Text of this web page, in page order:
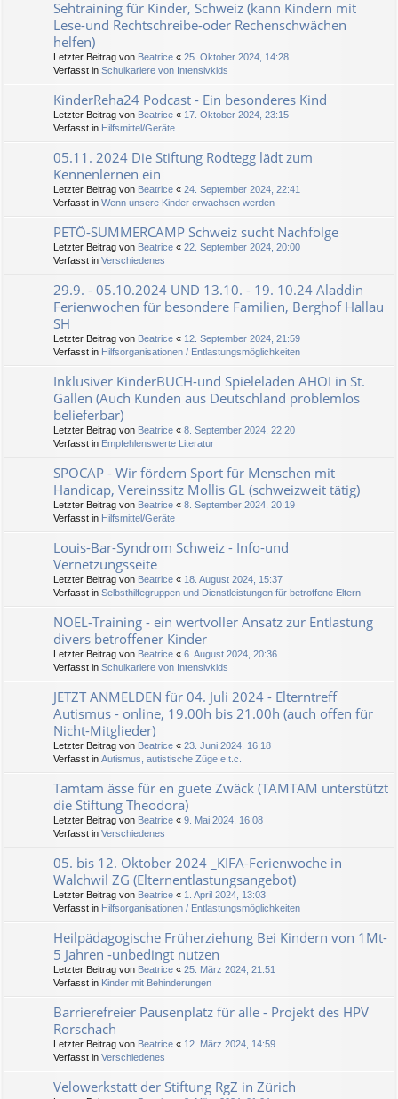
Sehtraining für Kinder, Schweiz (kann Kindern mit
Lese-und Rechtschreibe-oder Rechenschwächen
helfen)
Letzter Beitrag von Beatrice « 25. Oktober 2024, 14:28
Verfasst in Schulkariere von Intensivkids
KinderReha24 Podcast - Ein besonderes Kind
Letzter Beitrag von Beatrice « 17. Oktober 2024, 23:15
Verfasst in Hilfsmittel/Geräte
05.11. 2024 Die Stiftung Rodtegg lädt zum
Kennenlernen ein
Letzter Beitrag von Beatrice « 24. September 2024, 22:41
Verfasst in Wenn unsere Kinder erwachsen werden
PETÖ-SUMMERCAMP Schweiz sucht Nachfolge
Letzter Beitrag von Beatrice « 22. September 2024, 20:00
Verfasst in Verschiedenes
29.9. - 05.10.2024 UND 13.10. - 19. 10.24 Aladdin
Ferienwochen für besondere Familien, Berghof Hallau
SH
Letzter Beitrag von Beatrice « 12. September 2024, 21:59
Verfasst in Hilfsorganisationen / Entlastungsmöglichkeiten
Inklusiver KinderBUCH-und Spieleladen AHOI in St.
Gallen (Auch Kunden aus Deutschland problemlos
belieferbar)
Letzter Beitrag von Beatrice « 8. September 2024, 22:20
Verfasst in Empfehlenswerte Literatur
SPOCAP - Wir fördern Sport für Menschen mit
Handicap, Vereinssitz Mollis GL (schweizweit tätig)
Letzter Beitrag von Beatrice « 8. September 2024, 20:19
Verfasst in Hilfsmittel/Geräte
Louis-Bar-Syndrom Schweiz - Info-und
Vernetzungsseite
Letzter Beitrag von Beatrice « 18. August 2024, 15:37
Verfasst in Selbsthilfegruppen und Dienstleistungen für betroffene Eltern
NOEL-Training - ein wertvoller Ansatz zur Entlastung
divers betroffener Kinder
Letzter Beitrag von Beatrice « 6. August 2024, 20:36
Verfasst in Schulkariere von Intensivkids
JETZT ANMELDEN für 04. Juli 2024 - Elterntreff
Autismus - online, 19.00h bis 21.00h (auch offen für
Nicht-Mitglieder)
Letzter Beitrag von Beatrice « 23. Juni 2024, 16:18
Verfasst in Autismus, autistische Züge e.t.c.
Tamtam ässe für en guete Zwäck (TAMTAM unterstützt
die Stiftung Theodora)
Letzter Beitrag von Beatrice « 9. Mai 2024, 16:08
Verfasst in Verschiedenes
05. bis 12. Oktober 2024 _KIFA-Ferienwoche in
Walchwil ZG (Elternentlastungsangebot)
Letzter Beitrag von Beatrice « 1. April 2024, 13:03
Verfasst in Hilfsorganisationen / Entlastungsmöglichkeiten
Heilpädagogische Früherziehung Bei Kindern von 1Mt-
5 Jahren -unbedingt nutzen
Letzter Beitrag von Beatrice « 25. März 2024, 21:51
Verfasst in Kinder mit Behinderungen
Barrierefreier Pausenplatz für alle - Projekt des HPV
Rorschach
Letzter Beitrag von Beatrice « 12. März 2024, 14:59
Verfasst in Verschiedenes
Velowerkstatt der Stiftung RgZ in Zürich